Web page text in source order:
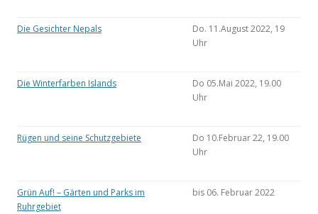
Die Gesichter Nepals
Do. 11.August 2022, 19
Uhr
Die Winterfarben Islands
Do 05.Mai 2022, 19.00
Uhr
Rügen und seine Schutzgebiete
Do 10.Februar 22, 19.00
Uhr
Grün Auf! – Gärten und Parks im
Ruhrgebiet
bis 06. Februar 2022